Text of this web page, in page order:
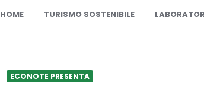
HOME TURISMO SOSTENIBILE
ECONOTE PRESENTA